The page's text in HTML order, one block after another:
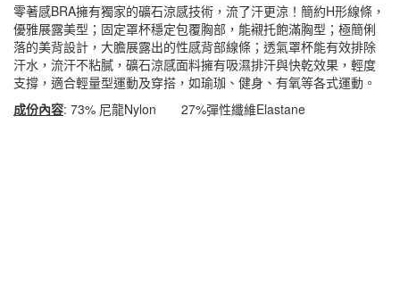
零著感BRA擁有獨家的礦石涼感技術，流了汗更涼！簡約H形線條，
優雅展露美型；固定罩杯穩定包覆胸部，能襯托飽滿胸型；極簡俐
落的美背設計，大膽展露出的性感背部線條；透氣罩杯能有效排除
汗水，流汗不粘膩，礦石涼感面料擁有吸濕排汗與快乾效果，輕度
支撐，適合輕量型運動及穿搭，如瑜珈、健身、有氧等各式運動。
成份內容: 73% 尼龍Nylon 27%彈性纖維Elastane